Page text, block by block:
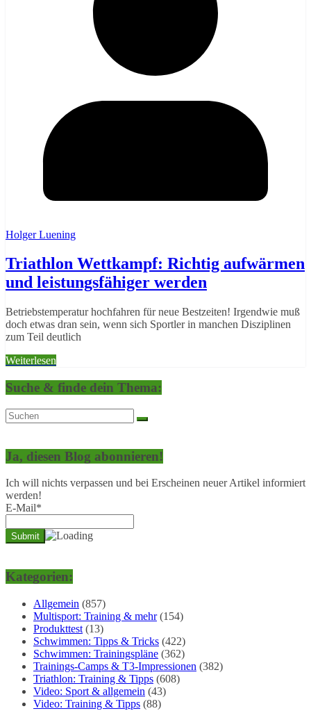
Holger Luening
Triathlon Wettkampf: Richtig aufwärmen
und leistungsfähiger werden
Betriebstemperatur hochfahren für neue Bestzeiten! Irgendwie muß
doch etwas dran sein, wenn sich Sportler in manchen Disziplinen
zum Teil deutlich
Weiterlesen
Suche & finde dein Thema:
Ja, diesen Blog abonnieren!
Ich will nichts verpassen und bei Erscheinen neuer Artikel informiert
werden!
E-Mail*
Kategorien:
Allgemein (857)
Multisport: Training & mehr(154)
Produkttest (13)
Schwimmen: Tipps & Tricks (422)
Schwimmen: Trainingspläne (362)
Trainings-Camps & T3-Impressionen (382)
Triathlon: Training & Tipps (608)
Video: Sport & allgemein (43)
Video: Training & Tipps (88)